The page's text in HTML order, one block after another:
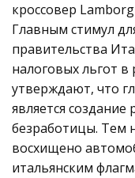
кроссовер
Главным стимул
правительства
налоговых льгот
утверждают, что
является
безработицы. Тем
восхищено
итальянским